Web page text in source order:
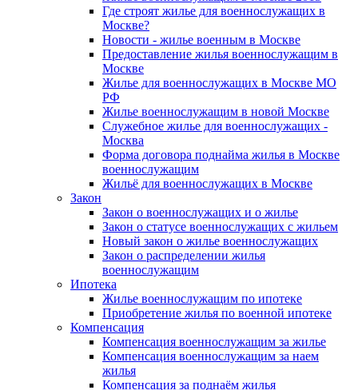
Где строят жилье для военнослужащих в
Москве?
Новости - жилье военным в Москве
Предоставление жилья военнослужащим в
Москве
Жилье для военнослужащих в Москве МО
РФ
Жилье военнослужащим в новой Москве
Служебное жилье для военнослужащих -
Москва
Форма договора поднайма жилья в Москве
военнослужащим
Жильё для военнослужащих в Москве
Закон
Закон о военнослужащих и о жилье
Закон о статусе военнослужащих с жильем
Новый закон о жилье военнослужащих
Закон о распределении жилья
военнослужащим
Ипотека
Жилье военнослужащим по ипотеке
Приобретение жилья по военной ипотеке
Компенсация
Компенсация военнослужащим за жилье
Компенсация военнослужащим за наем
жилья
Компенсация за поднаём жилья